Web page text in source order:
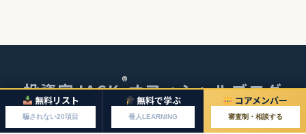
無料リスト
騙されない20項目
無料で学ぶ
番人LEARNING
コアメンバー
審査制・相談する
投資家JACK®オフィシャルブログ
© 2026 投資家JACKオフィシャルブログ